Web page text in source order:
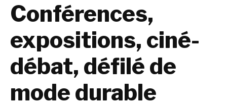
Conférences,
expositions, ciné-
débat, défilé de
mode durable